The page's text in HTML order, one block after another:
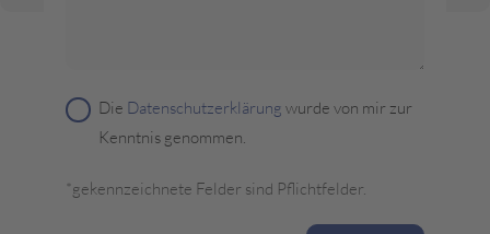
Die Datenschutzerklärung wurde von mir zur
Kenntnis genommen.
*gekennzeichnete Felder sind Pflichtfelder.